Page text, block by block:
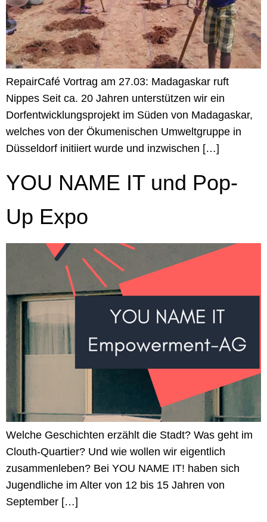
RepairCafé Vortrag am 27.03: Madagaskar ruft
Nippes Seit ca. 20 Jahren unterstützen wir ein
Dorfentwicklungsprojekt im Süden von Madagaskar,
welches von der Ökumenischen Umweltgruppe in
Düsseldorf initiiert wurde und inzwischen […]
YOU NAME IT und Pop-
Up Expo
Welche Geschichten erzählt die Stadt? Was geht im
Clouth-Quartier? Und wie wollen wir eigentlich
zusammenleben? Bei YOU NAME IT! haben sich
Jugendliche im Alter von 12 bis 15 Jahren von
September […]